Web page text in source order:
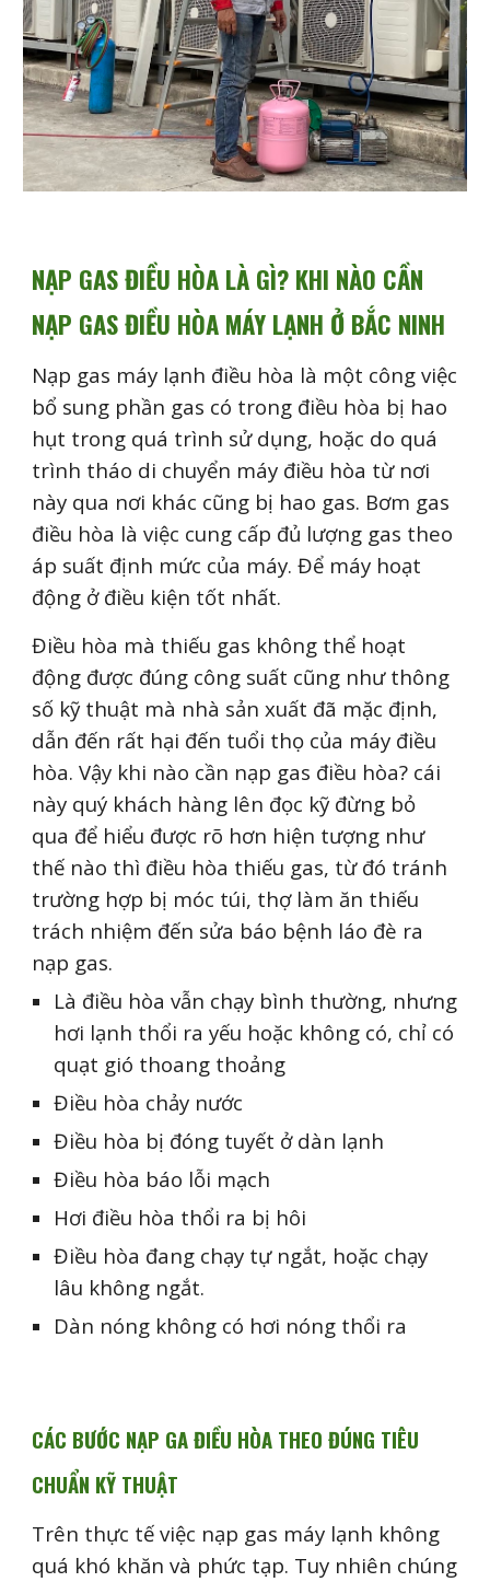
NẠP GAS ĐIỀU HÒA LÀ GÌ? KHI NÀO CẦN
NẠP GAS ĐIỀU HÒA MÁY LẠNH Ở BẮC NINH
Nạp gas máy lạnh điều hòa là một công việc
bổ sung phần gas có trong điều hòa bị hao
hụt trong quá trình sử dụng, hoặc do quá
trình tháo di chuyển máy điều hòa từ nơi
này qua nơi khác cũng bị hao gas. Bơm gas
điều hòa là việc cung cấp đủ lượng gas theo
áp suất định mức của máy. Để máy hoạt
động ở điều kiện tốt nhất.
Điều hòa mà thiếu gas không thể hoạt
động được đúng công suất cũng như thông
số kỹ thuật mà nhà sản xuất đã mặc định,
dẫn đến rất hại đến tuổi thọ của máy điều
hòa. Vậy khi nào cần nạp gas điều hòa? cái
này quý khách hàng lên đọc kỹ đừng bỏ
qua để hiểu được rõ hơn hiện tượng như
thế nào thì điều hòa thiếu gas, từ đó tránh
trường hợp bị móc túi, thợ làm ăn thiếu
trách nhiệm đến sửa báo bệnh láo đè ra
nạp gas.
Là điều hòa vẫn chạy bình thường, nhưng
hơi lạnh thổi ra yếu hoặc không có, chỉ có
quạt gió thoang thoảng
Điều hòa chảy nước
Điều hòa bị đóng tuyết ở dàn lạnh
Điều hòa báo lỗi mạch
Hơi điều hòa thổi ra bị hôi
Điều hòa đang chạy tự ngắt, hoặc chạy
lâu không ngắt.
Dàn nóng không có hơi nóng thổi ra
CÁC BƯỚC NẠP GA ĐIỀU HÒA THEO ĐÚNG TIÊU
CHUẨN KỸ THUẬT
Trên thực tế việc nạp gas máy lạnh không
quá khó khăn và phức tạp. Tuy nhiên chúng